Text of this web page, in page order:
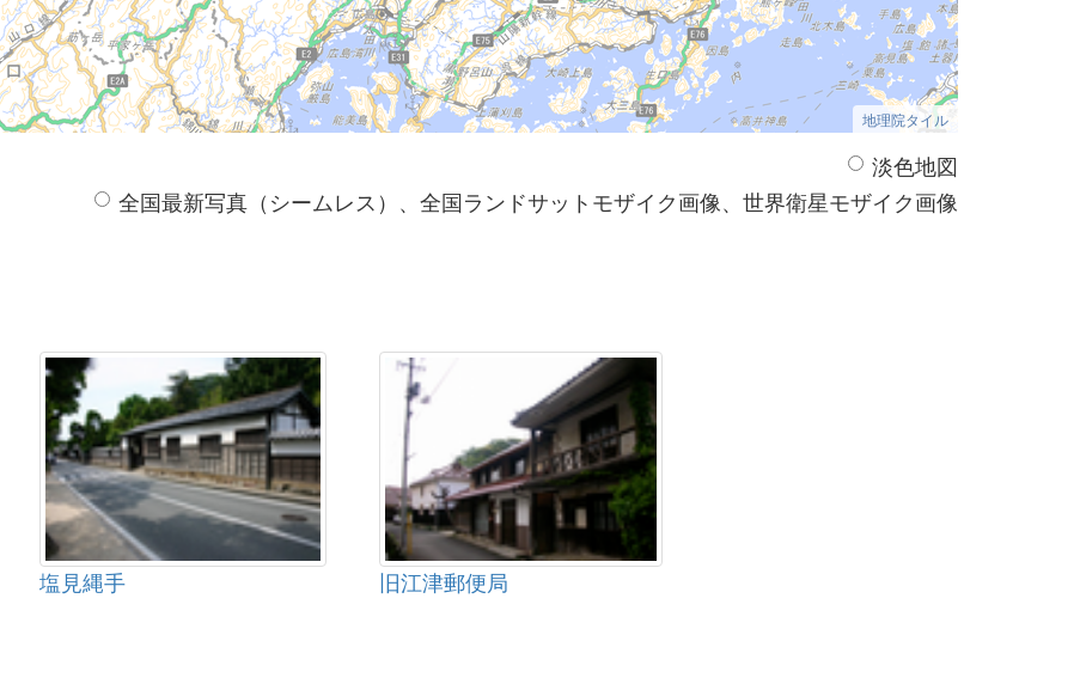
地理院タイル
淡色地図
全国最新写真（シームレス）、全国ランドサットモザイク画像、世界衛星モザイク画像
塩見縄手 旧江津郵便局